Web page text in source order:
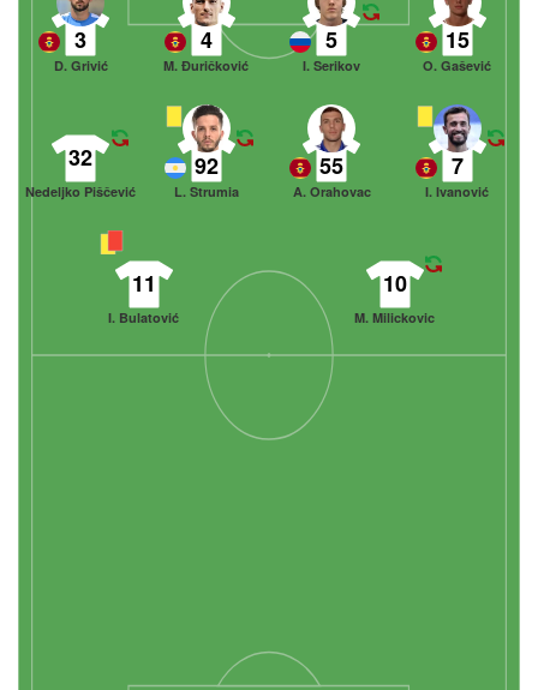
15
O. Gašević
5
I. Serikov
4
M. Đuričković
3
D. Grivić
7
I. Ivanović
55
A. Orahovac
92
L. Strumia
32
Nedeljko Piščević
10
M. Milickovic
11
I. Bulatović